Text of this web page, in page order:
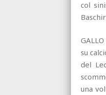
col
su
del
una